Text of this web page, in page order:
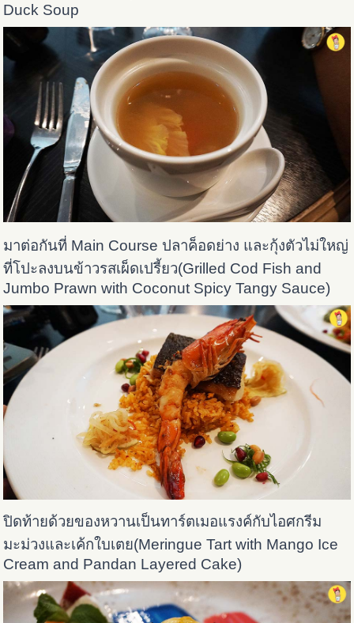
Duck Soup
มาต่อกันที่ Main Course ปลาค็อดย่าง และกุ้งตัวไม่ใหญ่
ที่โปะลงบนข้าวรสเผ็ดเปรี้ยว(Grilled Cod Fish and
Jumbo Prawn with Coconut Spicy Tangy Sauce)
ปิดท้ายด้วยของหวานเป็นทาร์ตเมอแรงค์กับไอศกรีม
มะม่วงและเค้กใบเตย(Meringue Tart with Mango Ice
Cream and Pandan Layered Cake)